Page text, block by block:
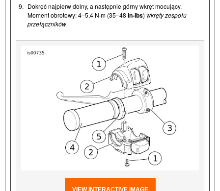
9. Dokręć najpierw dolny, a następnie górny wkręt mocujący.
Moment obrotowy: 4–5,4 N·m (35–48 in-lbs) wkręty zespołu
przełączników